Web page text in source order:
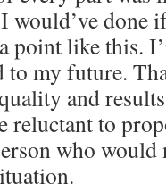
would’ve done
point like this.
to my future.
and
reluctant to
who